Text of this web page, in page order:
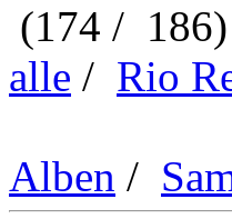
(174 / 186)
alle / Rio
Alben /